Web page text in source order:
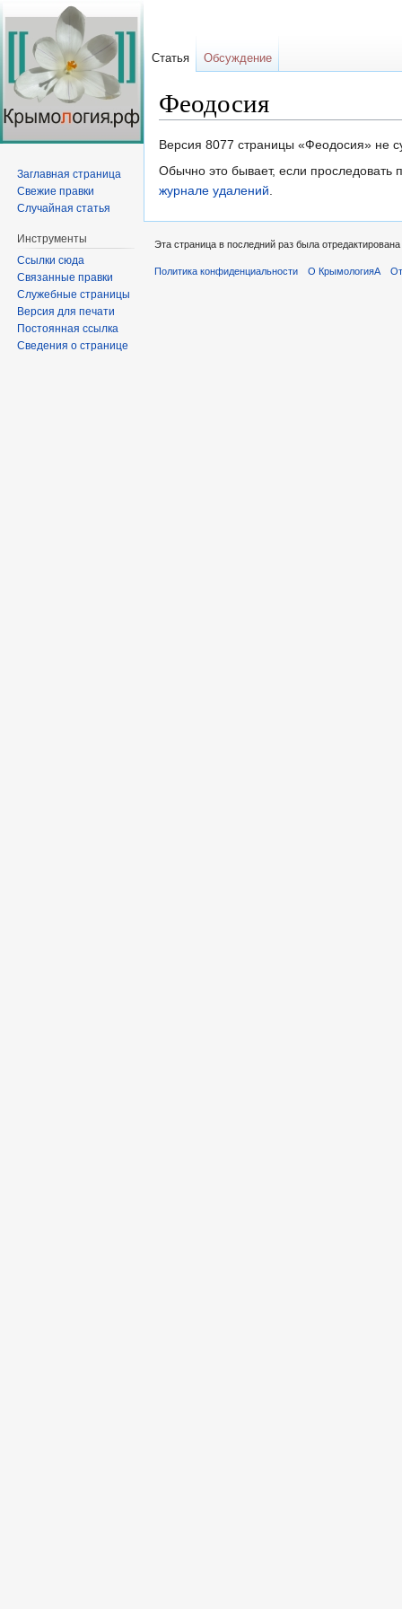
Феодосия
Перейти
к
Перейти
к
Версия 8077 страницы «Феодосия» не
Обычно это бывает, если проследовать
журнале удалений.
Статья Обсуждение
Заглавная страница
Свежие правки
Случайная статья
Инструменты
Ссылки сюда
Связанные правки
Служебные страницы
Версия для печати
Постоянная ссылка
Сведения о странице
Эта страница в последний раз была
Политика конфиденциальности О КрымологияА